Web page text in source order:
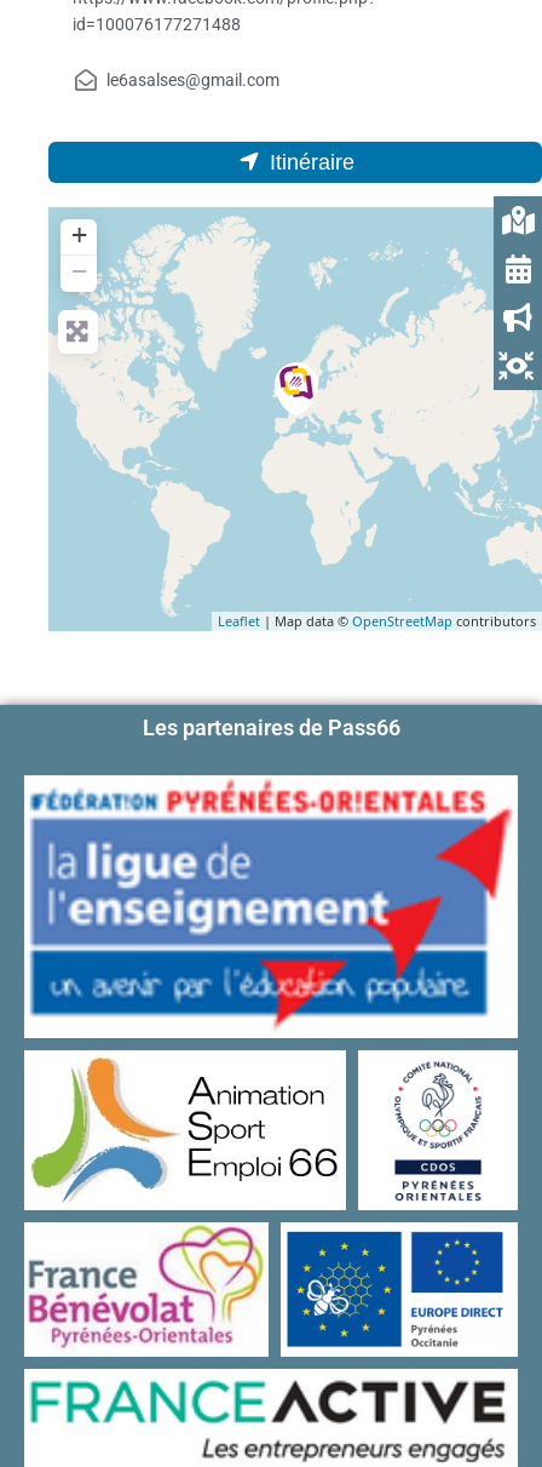
id=100076177271488
le6asalses@gmail.com
Itinéraire
+
−
Leaflet | Map data © OpenStreetMap contributors
Les partenaires de Pass66